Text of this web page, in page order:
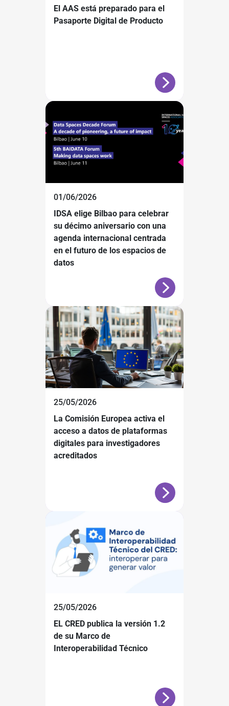
El AAS está preparado para el
Pasaporte Digital de Producto
01/06/2026
IDSA elige Bilbao para celebrar
su décimo aniversario con una
agenda internacional centrada
en el futuro de los espacios de
datos
25/05/2026
La Comisión Europea activa el
acceso a datos de plataformas
digitales para investigadores
acreditados
25/05/2026
EL CRED publica la versión 1.2
de su Marco de
Interoperabilidad Técnico